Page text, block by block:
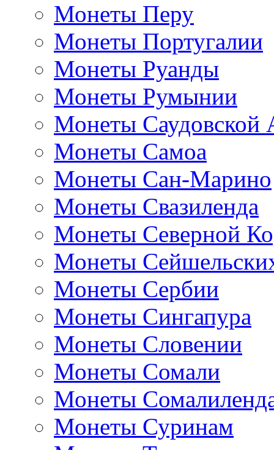
Монеты Перу
Монеты Португалии
Монеты Руанды
Монеты Румынии
Монеты Саудовской
Монеты Самоа
Монеты Сан-Марино
Монеты Свазиленда
Монеты Северной
Монеты
Монеты Сербии
Монеты Сингапура
Монеты Словении
Монеты Сомали
Монеты
Монеты Суринам